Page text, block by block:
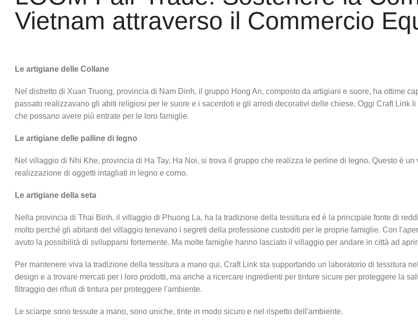
Vietnam attraverso il Commercio
Le artigiane delle Collane
Nel distretto di Xuan Truong, provincia di Nam Dinh, il gruppo Hong An, composto da artigiani e suore, ha ottime
passato realizzavano gli abiti religiosi per le suore e i sacerdoti e gli arredi decorativi delle chiese. Oggi Craft Link
che possano avere più entrate per le loro famiglie.
Le artigiane delle palline di legno
Nel villaggio di Nhi Khe, provincia di Ha Tay, Ha Noi, si trova il gruppo che realizza le perline di legno. Questo è
realizzazione di oggetti intagliati in legno e corno.
Le artigiane della seta
Nella provincia di Thai Binh, il villaggio di Phuong La, ha la tradizione della tessitura ed è la principale fonte di
molto perché gli abitanti del villaggio tenevano i segreti della professione custoditi per le proprie famiglie. Con
avuto la possibilità di svilupparsi fortemente. Ma molte famiglie hanno lasciato il villaggio per andare in città ad
Per mantenere viva la tradizione della tessitura a mano qui, Craft Link sta supportando un laboratorio di tessitura
design e a trovare mercati per i loro prodotti, ma anche a ricercare ingredienti per tinture sicure per proteggere la
filtraggio dei rifiuti di tintura per proteggere l'ambiente.
Le sciarpe sono tessute a mano, sono uniche, tinte in modo sicuro e nel rispetto dell'ambiente.